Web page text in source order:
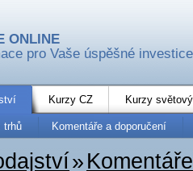
ONLINE
pro Vaše úspěšné investice
Kurzy CZ Kurzy
trhů Komentáře a doporučení
»